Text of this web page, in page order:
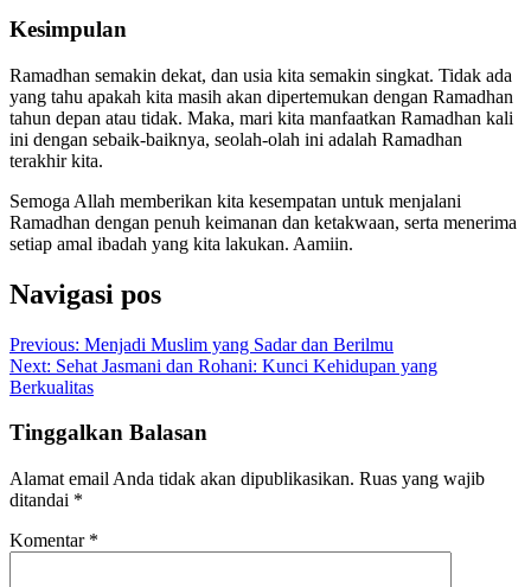
Kesimpulan
Ramadhan semakin dekat, dan usia kita semakin singkat. Tidak ada
yang tahu apakah kita masih akan dipertemukan dengan Ramadhan
tahun depan atau tidak. Maka, mari kita manfaatkan Ramadhan kali
ini dengan sebaik-baiknya, seolah-olah ini adalah Ramadhan
terakhir kita.
Semoga Allah memberikan kita kesempatan untuk menjalani
Ramadhan dengan penuh keimanan dan ketakwaan, serta menerima
setiap amal ibadah yang kita lakukan. Aamiin.
Navigasi pos
Previous: Menjadi Muslim yang Sadar dan Berilmu
Next: Sehat Jasmani dan Rohani: Kunci Kehidupan yang
Berkualitas
Tinggalkan Balasan
Alamat email Anda tidak akan dipublikasikan. Ruas yang wajib
ditandai *
Komentar *